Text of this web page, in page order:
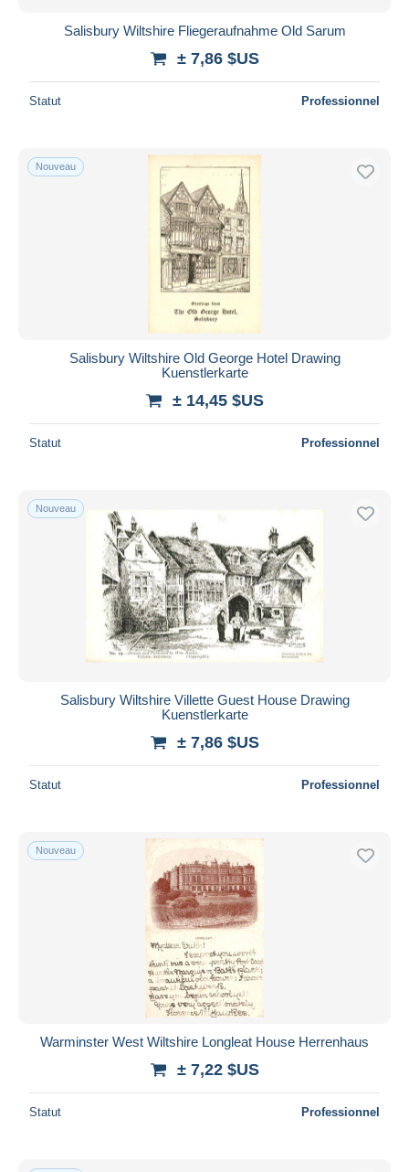
Salisbury Wiltshire Fliegeraufnahme Old Sarum
± 7,86 $US
Statut Professionnel
Nouveau
Salisbury Wiltshire Old George Hotel Drawing
Kuenstlerkarte
± 14,45 $US
Statut Professionnel
Nouveau
Salisbury Wiltshire Villette Guest House Drawing
Kuenstlerkarte
± 7,86 $US
Statut Professionnel
Nouveau
Warminster West Wiltshire Longleat House Herrenhaus
± 7,22 $US
Statut Professionnel